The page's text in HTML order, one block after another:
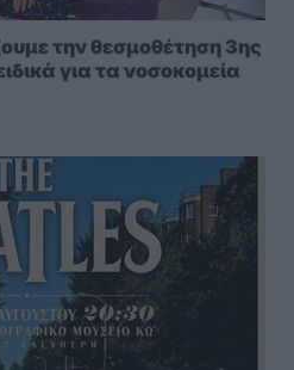
την θεσμοθέτηση 3ης
για τα νοσοκομεία